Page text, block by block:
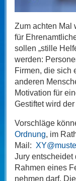
Zum achten Mal
für
sollen „stille
werden:
Firmen, die sich
anderen
Motivation für
Gestiftet wird
Vorschläge
Ordnung, im
Mail:
Jury entscheidet
Rahmen eines
nehmen darf.